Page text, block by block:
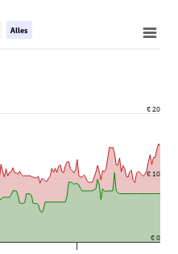
€ 0
€ 10
€ 20
Alles